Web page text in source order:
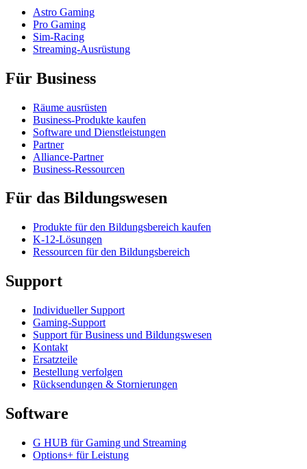
Astro Gaming
Pro Gaming
Sim-Racing
Streaming-Ausrüstung
Für Business
Räume ausrüsten
Business-Produkte kaufen
Software und Dienstleistungen
Partner
Alliance-Partner
Business-Ressourcen
Für das Bildungswesen
Produkte für den Bildungsbereich kaufen
K-12-Lösungen
Ressourcen für den Bildungsbereich
Support
Individueller Support
Gaming-Support
Support für Business und Bildungswesen
Kontakt
Ersatzteile
Bestellung verfolgen
Rücksendungen & Stornierungen
Software
G HUB für Gaming und Streaming
Options+ für Leistung